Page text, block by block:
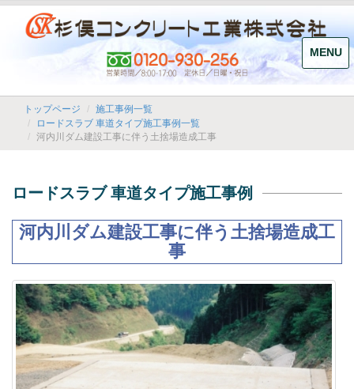
トップページ
施工事例一覧
ロードスラブ 車道タイプ施工事例一覧
河内川ダム建設工事に伴う土捨場造成工事
ロードスラブ 車道タイプ施工事例
河内川ダム建設工事に伴う土捨場造成工
事
MENU